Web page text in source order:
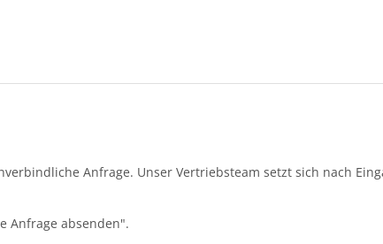
Anfrage. Unser Vertriebsteam setzt sich nach
Anfrage absenden".